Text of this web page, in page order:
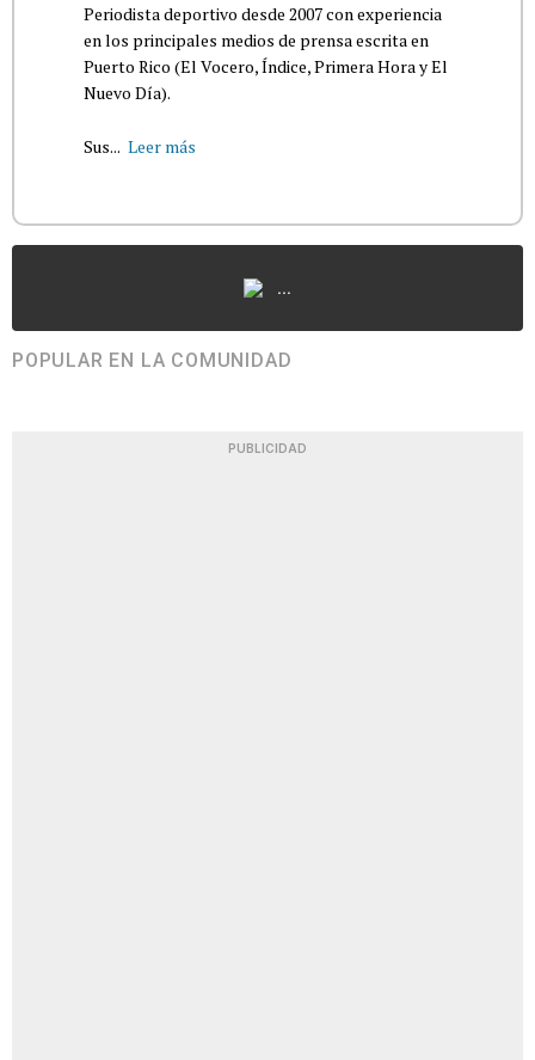
Periodista deportivo desde 2007 con experiencia
en los principales medios de prensa escrita en
Puerto Rico (El Vocero, Índice, Primera Hora y El
Nuevo Día).
Sus... Leer más
...
POPULAR EN LA COMUNIDAD
PUBLICIDAD